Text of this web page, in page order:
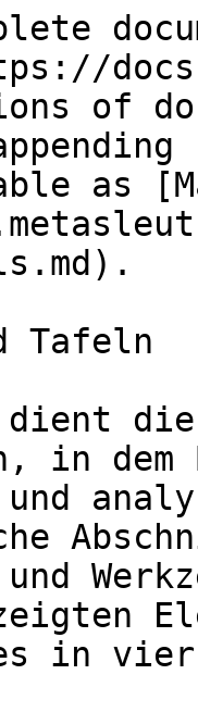
of
as
Tafeln
dient
in dem
in